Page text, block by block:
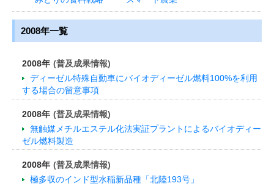
2008年一覧
2008年 (普及成果情報)
ディーゼル特殊自動車にバイオディーゼル燃料100%を利用
する場合の留意事項
2008年 (普及成果情報)
無触媒メチルエステル化法実証プラントによるバイオディー
ゼル燃料製造
2008年 (普及成果情報)
極多収のインド型水稲新品種「北陸193号」